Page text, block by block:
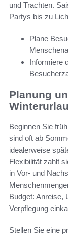
und Trachten.
Partys bis zu
Plane
Informiere
Planung
Beginnen Sie
sind oft ab
idealerweise
Flexibilität zahlt
in Vor- und
Budget: Anreise,
Verpflegung
Stellen Sie eine